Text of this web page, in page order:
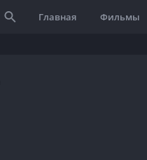
Главная Фильмы